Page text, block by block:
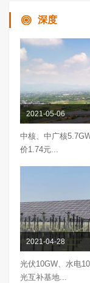
深度
2021-05-06
中核、中广核
价1.74元...
2021-04-28
光伏10GW、水电
光互补基地...